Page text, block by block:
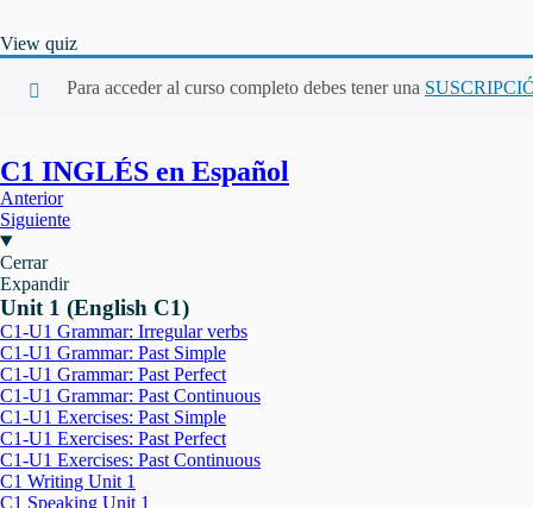
View quiz
Para acceder al curso completo debes tener una
C1 INGLÉS en Español
Anterior
Siguiente
Cerrar
Expandir
Unit 1 (English C1)
C1-U1 Grammar: Irregular verbs
C1-U1 Grammar: Past Simple
C1-U1 Grammar: Past Perfect
C1-U1 Grammar: Past Continuous
C1-U1 Exercises: Past Simple
C1-U1 Exercises: Past Perfect
C1-U1 Exercises: Past Continuous
C1 Writing Unit 1
C1 Speaking Unit 1